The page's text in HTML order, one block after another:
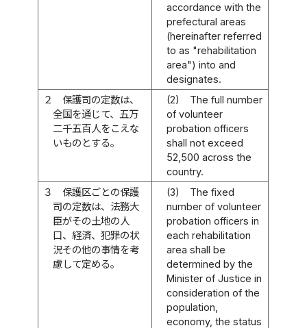
accordance with the
prefectural areas
(hereinafter referred
to as "rehabilitation
area") into and
designates.
２
保護司の定数は、
全国を通じて、五万
二千五百人をこえな
いものとする。
(2)
The full number
of volunteer
probation officers
shall not exceed
52,500 across the
country.
３
保護区ごとの保護
司の定数は、法務大
臣がその土地の人
口、経済、犯罪の状
況その他の事情を考
慮して定める。
(3)
The fixed
number of volunteer
probation officers in
each rehabilitation
area shall be
determined by the
Minister of Justice in
consideration of the
population,
economy, the status